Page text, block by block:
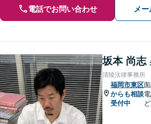
電話でお問い合わせ メ
坂本 尚志
清陵法律事務所
福岡市東区
からも相談
受付中